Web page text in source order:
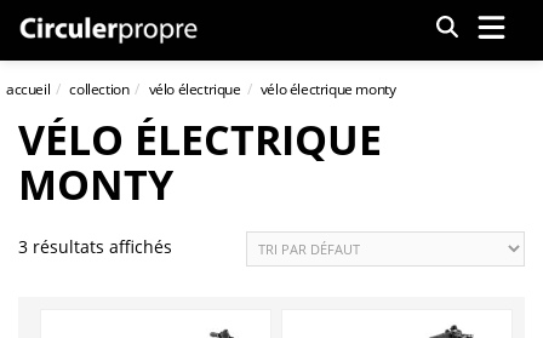
Menu
accueil collection vélo électrique vélo électrique monty
VÉLO ÉLECTRIQUE
MONTY
3 résultats affichés